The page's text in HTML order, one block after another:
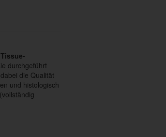
Tissue-
durchgeführt
die Qualität
und histologisch